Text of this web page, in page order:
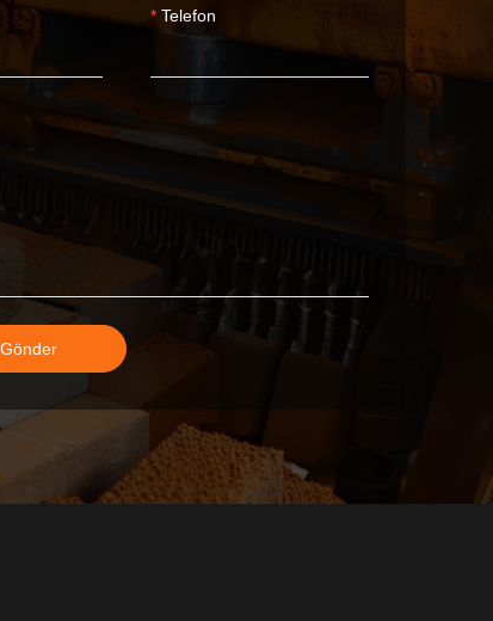
Telefon